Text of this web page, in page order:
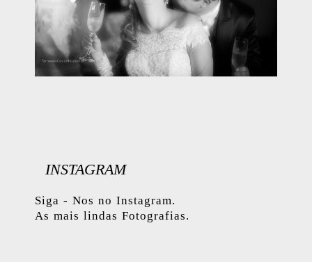
INSTAGRAM
Siga - Nos no Instagram.
As mais lindas Fotografias.